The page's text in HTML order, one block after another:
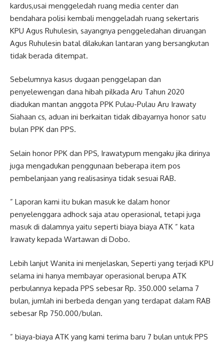
kardus,usai menggeledah ruang media center dan
bendahara polisi kembali menggeladah ruang sekertaris
KPU Agus Ruhulesin, sayangnya penggeledahan diruangan
Agus Ruhulesin batal dilakukan lantaran yang bersangkutan
tidak berada ditempat.
Sebelumnya kasus dugaan penggelapan dan
penyelewengan dana hibah pilkada Aru Tahun 2020
diadukan mantan anggota PPK Pulau-Pulau Aru Irawaty
Siahaan cs, aduan ini berkaitan tidak dibayarnya honor satu
bulan PPK dan PPS.
Selain honor PPK dan PPS, Irawatypum mengaku jika dirinya
juga mengadukan penggunaan beberapa item pos
pembelanjaan yang realisasinya tidak sesuai RAB.
” Laporan kami itu bukan masuk ke dalam honor
penyelenggara adhock saja atau operasional, tetapi juga
masuk di dalamnya yaitu seperti biaya biaya ATK ” kata
Irawaty kepada Wartawan di Dobo.
Lebih lanjut Wanita ini menjelaskan, Seperti yang terjadi KPU
selama ini hanya membayar operasional berupa ATK
perbulannya kepada PPS sebesar Rp. 350.000 selama 7
bulan, jumlah ini berbeda dengan yang terdapat dalam RAB
sebesar Rp 750.000/bulan.
” biaya-biaya ATK yang kami terima baru 7 bulan untuk PPS